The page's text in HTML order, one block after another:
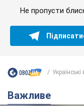
Не пропусти
Важливе